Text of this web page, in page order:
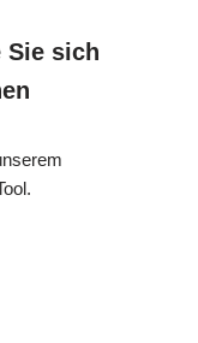
Sie sich